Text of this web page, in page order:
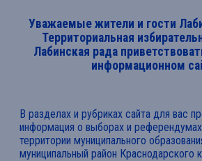
Уважаемые жители и гости
Территориальная
Лабинская рада
информационном
В разделах и рубриках сайта для вас
информация о выборах и
территории муниципального
муниципальный район Краснодарского